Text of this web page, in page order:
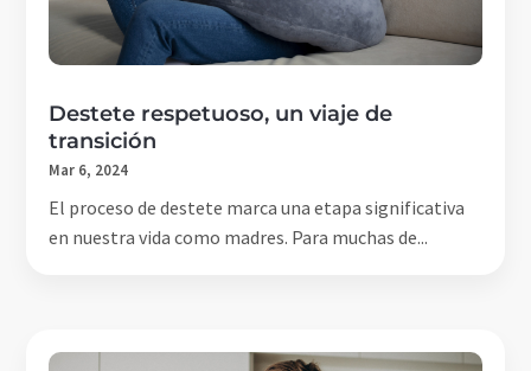
Destete respetuoso, un viaje de
transición
Mar 6, 2024
El proceso de destete marca una etapa significativa
en nuestra vida como madres. Para muchas de...